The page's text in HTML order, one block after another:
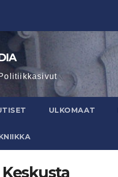
ULKOMAAT
Keskusta